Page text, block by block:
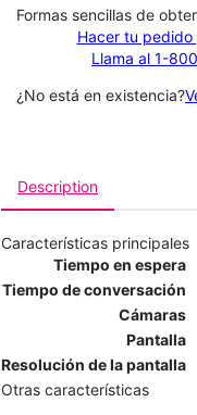
​​​​​​​Formas sencillas de
Hacer tu
Llama al 1-
¿No está en existencia?
Description
Características principales
Tiempo en espera
Tiempo de conversación
Cámaras
Pantalla
Resolución de la pantalla
Otras características